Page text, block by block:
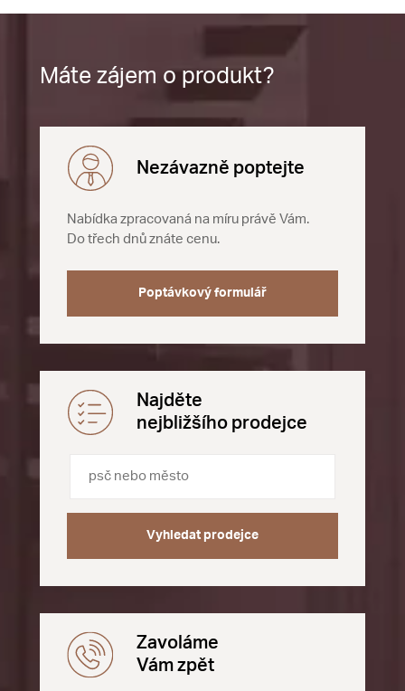
Máte zájem o produkt?
Nezávazně poptejte
Nabídka zpracovaná na míru právě Vám.
Do třech dnů znáte cenu.
Poptávkový formulář
Najděte
nejbližšího prodejce
Vyhledat prodejce
Zavoláme
Vám zpět